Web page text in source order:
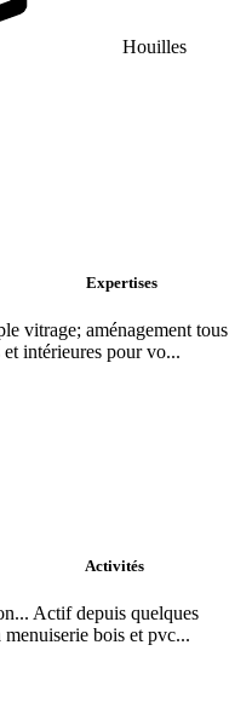
Houilles
Expertises
vitrage; aménagement tous
intérieures pour vo...
Activités
Actif depuis quelques
bois et pvc...